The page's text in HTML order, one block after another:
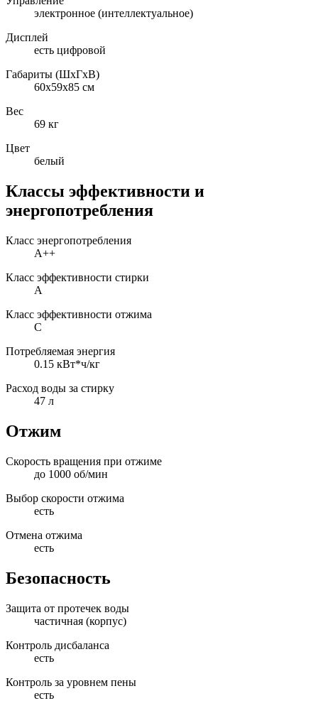
электронное (интеллектуальное)
Дисплей
есть цифровой
Габариты (ШxГxВ)
60x59x85 см
Вес
69 кг
Цвет
белый
Классы эффективности и
энергопотребления
Класс энергопотребления
A++
Класс эффективности стирки
A
Класс эффективности отжима
C
Потребляемая энергия
0.15 кВт*ч/кг
Расход воды за стирку
47 л
Отжим
Скорость вращения при отжиме
до 1000 об/мин
Выбор скорости отжима
есть
Отмена отжима
есть
Безопасность
Защита от протечек воды
частичная (корпус)
Контроль дисбаланса
есть
Контроль за уровнем пены
есть